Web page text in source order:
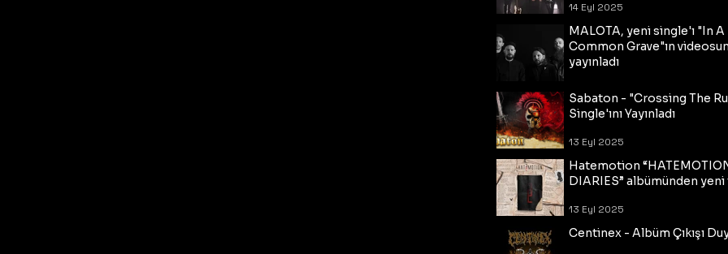
14 Eyl 2025
MALOTA, yeni single'ı "In A
Common Grave"ın
yayınladı
Sabaton - "Crossing The
Single'ını Yayınladı
13 Eyl 2025
Hatemotion
DIARIES” albümünden
13 Eyl 2025
Centinex - Albüm Çıkışı